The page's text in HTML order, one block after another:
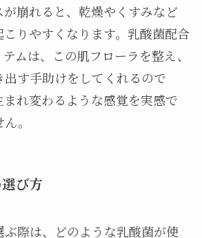
崩れると、乾燥やくすみなど
りやすくなります。乳酸菌配合
ムは、この肌フローラを整え、
す手助けをしてくれるので
れ変わるような感覚を実感で
。
び方
際は、どのような乳酸菌が使